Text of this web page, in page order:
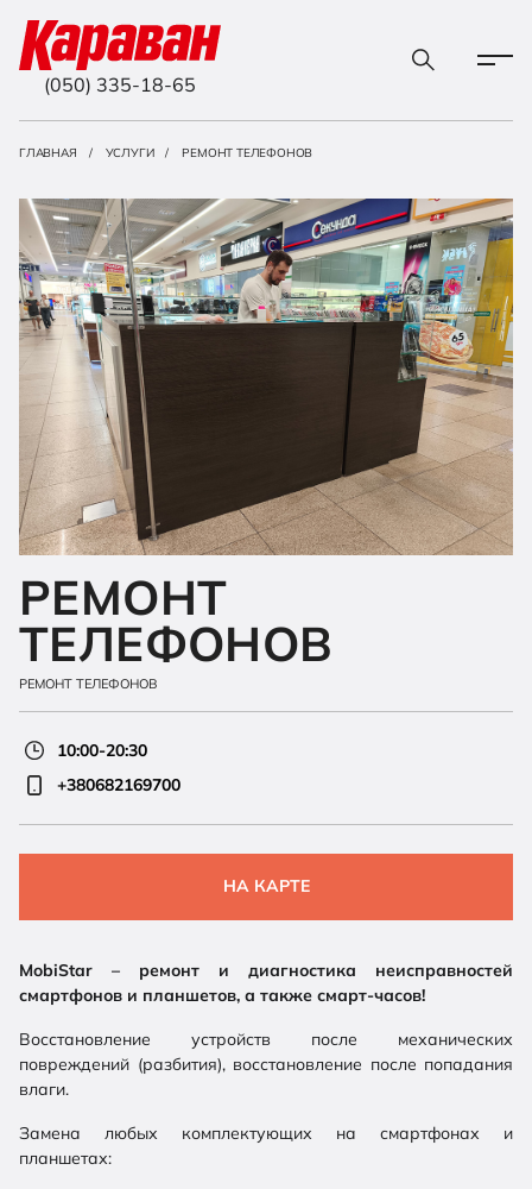
(050) 335-18-65
ГЛАВНАЯ УСЛУГИ РЕМОНТ ТЕЛЕФОНОВ
РЕМОНТ
ТЕЛЕФОНОВ
РЕМОНТ ТЕЛЕФОНОВ
MobiStar – ремонт и диагностика неисправностей
смартфонов и планшетов, а также смарт-часов!
Восстановление устройств после механических
повреждений (разбития), восстановление после попадания
влаги.
Замена любых комплектующих на смартфонах и
планшетах:
10:00-20:30
+380682169700
НА КАРТЕ